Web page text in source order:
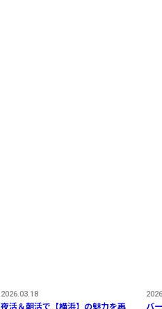
夜活＆朝活で【横浜】の魅力を再
2026.03.18
バ